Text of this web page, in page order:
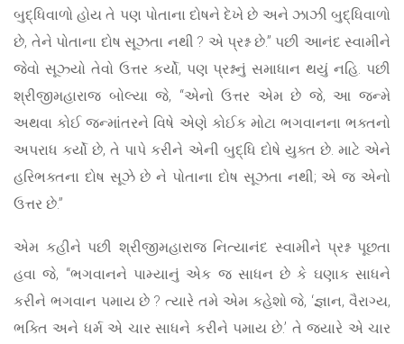
બુદ્ધિવાળો હોય તે પણ પોતાના દોષને દેખે છે અને ઝાઝી બુદ્ધિવાળો
છે, તેને પોતાના દોષ સૂઝતા નથી ? એ પ્રશ્ન છે.” પછી આનંદ સ્વામીને
જેવો સૂઝ્યો તેવો ઉત્તર કર્યો, પણ પ્રશ્નનું સમાધાન થયું નહિ. પછી
શ્રીજીમહારાજ બોલ્યા જે, “એનો ઉત્તર એમ છે જે, આ જન્મે
અથવા કોઈ જન્માંતરને વિષે એણે કોઈક મોટા ભગવાનના ભક્તનો
અપરાધ કર્યો છે, તે પાપે કરીને એની બુદ્ધિ દોષે યુક્ત છે. માટે એને
હરિભક્તના દોષ સૂઝે છે ને પોતાના દોષ સૂઝતા નથી; એ જ એનો
ઉત્તર છે.”
એમ કહીને પછી શ્રીજીમહારાજ નિત્યાનંદ સ્વામીને પ્રશ્ન પૂછતા
હવા જે, “ભગવાનને પામ્યાનું એક જ સાધન છે કે ઘણાક સાધને
કરીને ભગવાન પમાય છે ? ત્યારે તમે એમ કહેશો જે, ‘જ્ઞાન, વૈરાગ્ય,
ભક્તિ અને ધર્મ એ ચાર સાધને કરીને પમાય છે.’ તે જ્યારે એ ચાર